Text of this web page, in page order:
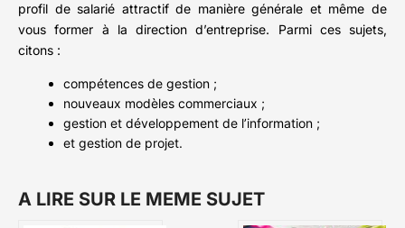
profil de salarié attractif de manière générale et même de
vous former à la direction d’entreprise. Parmi ces sujets,
citons :
compétences de gestion ;
nouveaux modèles commerciaux ;
gestion et développement de l’information ;
et gestion de projet.
A LIRE SUR LE MEME SUJET